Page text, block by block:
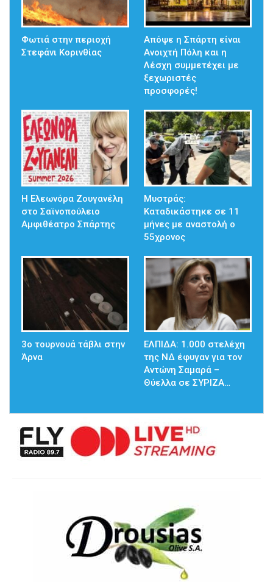
Φωτιά στην περιοχή
Στεφάνι Κορινθίας
Απόψε η Σπάρτη είναι
Ανοιχτή Πόλη και η
Λέσχη συμμετέχει με
ξεχωριστές
προσφορές!
Η Ελεωνόρα Ζουγανέλη
στο Σαϊνοπούλειο
Αμφιθέατρο Σπάρτης
Μυστράς:
Καταδικάστηκε σε 11
μήνες με αναστολή ο
55χρονος
3ο τουρνουά τάβλι στην
Άρνα
ΕΛΠΙΔΑ: 1.000 στελέχη
της ΝΔ έφυγαν για τον
Αντώνη Σαμαρά –
Θύελλα σε ΣΥΡΙΖΑ…